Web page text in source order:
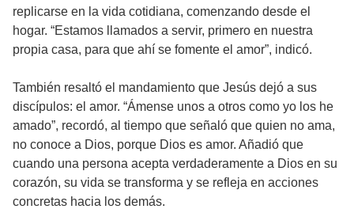
replicarse en la vida cotidiana, comenzando desde el
hogar. “Estamos llamados a servir, primero en nuestra
propia casa, para que ahí se fomente el amor”, indicó.
También resaltó el mandamiento que Jesús dejó a sus
discípulos: el amor. “Ámense unos a otros como yo los he
amado”, recordó, al tiempo que señaló que quien no ama,
no conoce a Dios, porque Dios es amor. Añadió que
cuando una persona acepta verdaderamente a Dios en su
corazón, su vida se transforma y se refleja en acciones
concretas hacia los demás.